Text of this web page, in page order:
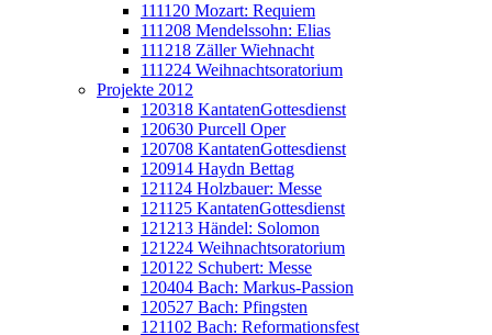
111120 Mozart: Requiem
111208 Mendelssohn: Elias
111218 Zäller Wiehnacht
111224 Weihnachtsoratorium
Projekte 2012
120318 KantatenGottesdienst
120630 Purcell Oper
120708 KantatenGottesdienst
120914 Haydn Bettag
121124 Holzbauer: Messe
121125 KantatenGottesdienst
121213 Händel: Solomon
121224 Weihnachtsoratorium
120122 Schubert: Messe
120404 Bach: Markus-Passion
120527 Bach: Pfingsten
121102 Bach: Reformationsfest